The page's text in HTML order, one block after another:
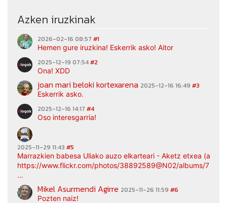
Azken iruzkinak
2026-02-16 08:57 #1
Hemen gure iruzkina! Eskerrik asko! Aitor
2025-12-19 07:54#2
Ona! XDD
joan mari beloki kortexarena 2025-12-16 16:49 #3
Eskerrik asko.
2025-12-16 14:17 #4
Oso interesgarria!
2025-11-29 11:43 #5
Marrazkien babesa Uliako auzo elkarteari - Aketz etxea
https://www.flickr.com/photos/38892589@N02/albums/
...
Mikel Asurmendi Agirre 2025-11-26 11:59 #6
Pozten naiz!